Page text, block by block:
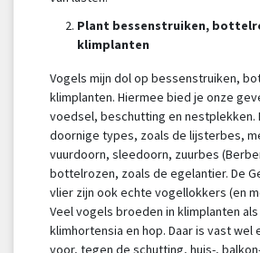
Plant bessenstruiken,
klimplanten
Vogels mijn dol op bessenstruiken,
klimplanten. Hiermee bied je onze
voedsel, beschutting en nestplekken.
doornige types, zoals de lijsterbes,
vuurdoorn, sleedoorn, zuurbes
bottelrozen, zoals de egelantier. De
vlier zijn ook echte vogellokkers (en
Veel vogels broeden in klimplanten
klimhortensia en hop. Daar is vast wel
voor, tegen de schutting, huis-,